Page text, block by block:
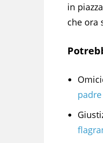
in
che ora